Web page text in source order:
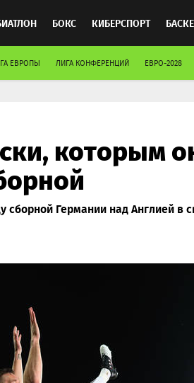
БОКС КИБЕРСПОРТ
ЕВРОПЫ ЛИГА КОНФЕРЕНЦИЙ ЕВРО-2028
которым
Германии над Англией в